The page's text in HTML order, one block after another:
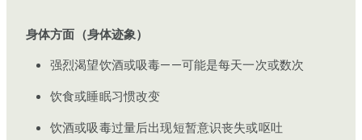
身体方面（身体迹象）
强烈渴望饮酒或吸毒——可能是每天一次或数次
饮食或睡眠习惯改变
饮酒或吸毒过量后出现短暂意识丧失或呕吐